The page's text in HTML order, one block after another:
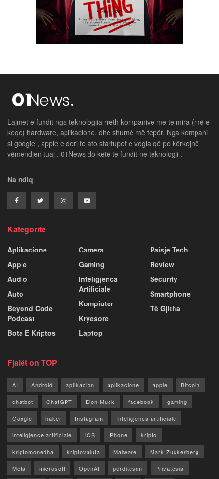
Lajmet e fundit nga teknologjia rreth kompanive me te mira (më e
keqe) hardware, aplikacione, dhe shumë më tepër. Nga kompani
si google , apple e deri te ato startupet e vogla që po kërkojnë
vëmendjen tuaj . 01News do ketë te fundit ne teknologji .
Na ndiq
Kategoritë
Aplikacione
Apple
Audio
Auto
Beyond Code
Podcast
Bota E Kriptos
Camera
Gaming
Inteligjenca
Artificiale
Kompiuter
Kryesore
Laptop
Paisje Tech
Review
Security
Smartphone
Të Gjitha
Fjalët on TOP
AI Android aplikacion aplikacione apple Bitcoin
chatbot ChatGPT Elon Musk facebook gaming
Google haker Instagram Inteligjenca artificiale
inteligjence artificiale iOS iPhone kripto
kriptomonedha kriptovaluta Malware Mark Zuckerberg
Meta microsoft OpenAI perditesim Privatësia